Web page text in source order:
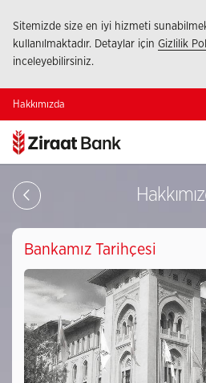
Sitemizde size en iyi hizmeti
kullanılmaktadır. Detaylar için Gizlilik
inceleyebilirsiniz.
Hakkımızda
Bankamız Tarihçesi